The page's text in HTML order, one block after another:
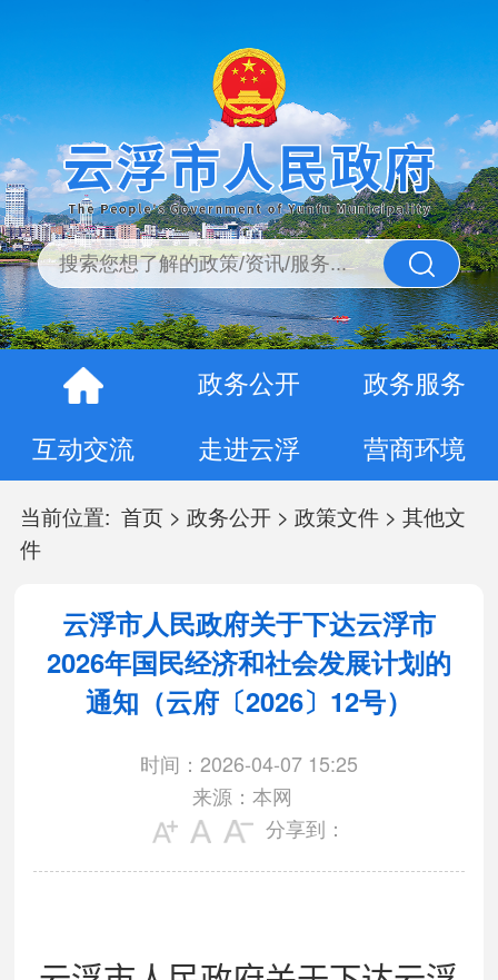
政务公开
政务服务
互动交流
走进云浮 营商环境
当前位置: 首页> 政务公开> 政策文件> 其他文
件
云浮市人民政府关于下达云浮市
2026年国民经济和社会发展计划的
通知（云府〔2026〕12号）
时间：2026-04-07 15:25
来源：本网
分享到：